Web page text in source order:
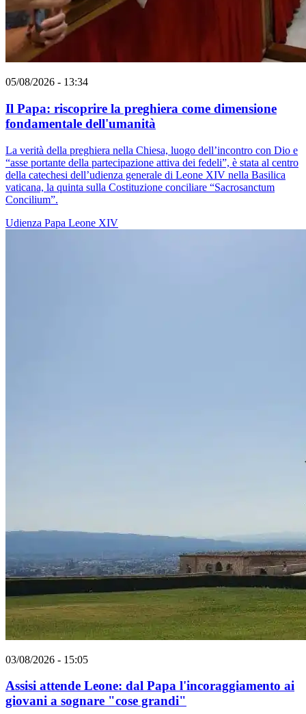
05/08/2026 - 13:34
Il Papa: riscoprire la preghiera come dimensione
fondamentale dell'umanità
La verità della preghiera nella Chiesa, luogo dell’incontro con Dio e
“asse portante della partecipazione attiva dei fedeli”, è stata al centro
della catechesi dell’udienza generale di Leone XIV nella Basilica
vaticana, la quinta sulla Costituzione conciliare “Sacrosanctum
Concilium”.
Udienza Papa Leone XIV
03/08/2026 - 15:05
Assisi attende Leone: dal Papa l'incoraggiamento ai
giovani a sognare "cose grandi"